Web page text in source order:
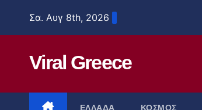
Σα. Αυγ 8th, 2026
Viral Greece
ΕΛΛΑΔΑ ΚΟΣΜΟΣ